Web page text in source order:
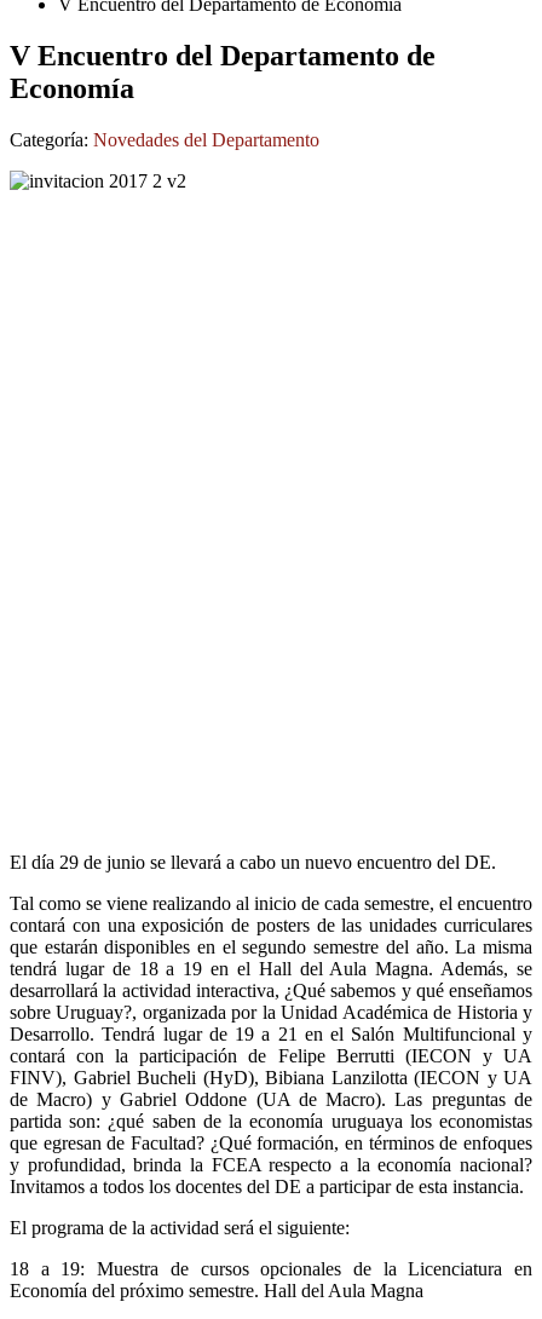
V Encuentro del Departamento de
Economía
Categoría: Novedades del Departamento
El día 29 de junio se llevará a cabo un nuevo encuentro del DE.
Tal como se viene realizando al inicio de cada semestre, el encuentro
contará con una exposición de posters de las unidades curriculares
que estarán disponibles en el segundo semestre del año. La misma
tendrá lugar de 18 a 19 en el Hall del Aula Magna. Además, se
desarrollará la actividad interactiva, ¿Qué sabemos y qué enseñamos
sobre Uruguay?, organizada por la Unidad Académica de Historia y
Desarrollo. Tendrá lugar de 19 a 21 en el Salón Multifuncional y
contará con la participación de Felipe Berrutti (IECON y UA
FINV), Gabriel Bucheli (HyD), Bibiana Lanzilotta (IECON y UA
de Macro) y Gabriel Oddone (UA de Macro). Las preguntas de
partida son: ¿qué saben de la economía uruguaya los economistas
que egresan de Facultad? ¿Qué formación, en términos de enfoques
y profundidad, brinda la FCEA respecto a la economía nacional?
Invitamos a todos los docentes del DE a participar de esta instancia.
El programa de la actividad será el siguiente:
18 a 19: Muestra de cursos opcionales de la Licenciatura en
Economía del próximo semestre. Hall del Aula Magna